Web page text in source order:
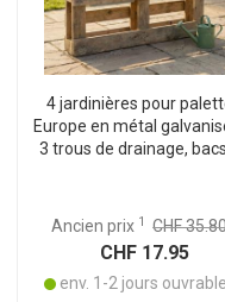
4 jardinières pour
Europe en métal
3 trous de drainage, bacs
Ancien prix 1 CHF
CHF 17.95
env. 1-2 jours